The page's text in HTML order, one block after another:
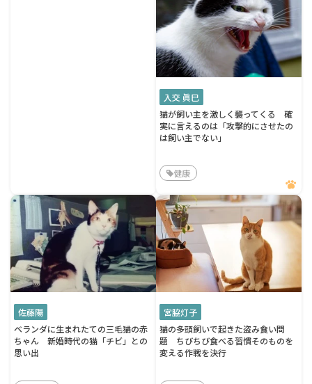
入交 眞巳
猫が飼い主を激しく襲ってくる 確
実に言えるのは「攻撃的にさせたの
は飼い主でない」
健康
佐藤陽
ベランダに生まれたての三毛猫の赤
ちゃん 新婚時代の猫「チビ」との
思い出
宮脇灯子
猫の多頭飼いで起きた盗み食い問
題 ちびちび食べる習慣そのものを
変える作戦を決行